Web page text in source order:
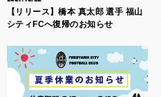
【リリース】橋本 真太郎 選手 福山
シティFCへ復帰のお知らせ